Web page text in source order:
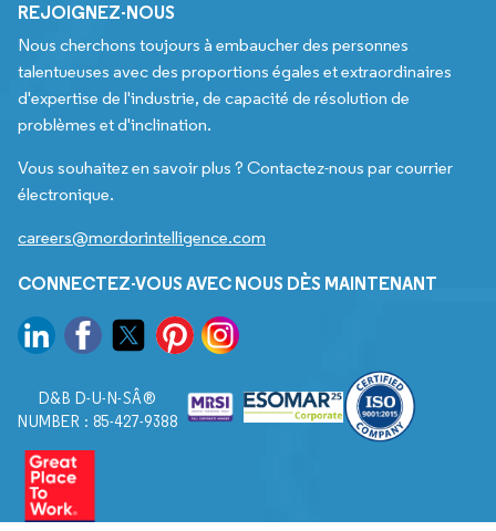
REJOIGNEZ-NOUS
Nous cherchons toujours à embaucher des personnes
talentueuses avec des proportions égales et extraordinaires
d'expertise de l'industrie, de capacité de résolution de
problèmes et d'inclination.
Vous souhaitez en savoir plus ? Contactez-nous par courrier
électronique.
careers@mordorintelligence.com
CONNECTEZ-VOUS AVEC NOUS DÈS MAINTENANT
D&B D-U-N-SÂ®
NUMBER : 85-427-9388